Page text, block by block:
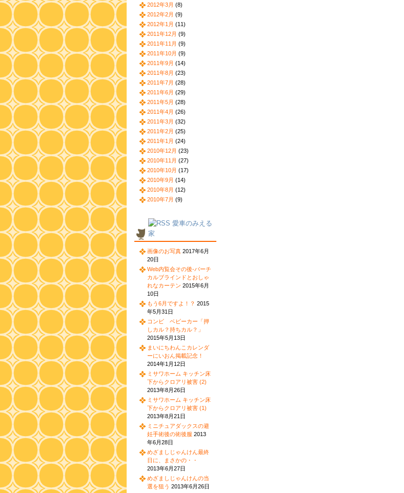
2012年3月 (8)
2012年2月 (9)
2012年1月 (11)
2011年12月 (9)
2011年11月 (9)
2011年10月 (9)
2011年9月 (14)
2011年8月 (23)
2011年7月 (28)
2011年6月 (29)
2011年5月 (28)
2011年4月 (26)
2011年3月 (32)
2011年2月 (25)
2011年1月 (24)
2010年12月 (23)
2010年11月 (27)
2010年10月 (17)
2010年9月 (14)
2010年8月 (12)
2010年7月 (9)
愛車のみえる
家
画像のお写真 2017年6月
20日
Web内覧会その後-バーチ
カルブラインドとおしゃ
れなカーテン 2015年6月
10日
もう6月ですよ！？ 2015
年5月31日
コンビ ベビーカー「押
しカル？持ちカル？」
2015年5月13日
まいにちわんこカレンダ
ーにいおん掲載記念！
2014年1月12日
ミサワホーム キッチン床
下からクロアリ被害 (2)
2013年8月26日
ミサワホーム キッチン床
下からクロアリ被害 (1)
2013年8月21日
ミニチュアダックスの避
妊手術後の術後服 2013
年6月28日
めざましじゃんけん最終
日に、まさかの・・
2013年6月27日
めざましじゃんけんの当
選を狙う 2013年6月26日